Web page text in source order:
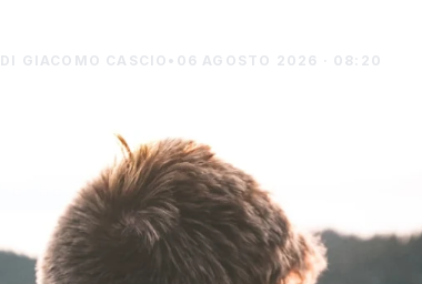
DI GIACOMO CASCIO • 06 AGOSTO 2026 · 08:20